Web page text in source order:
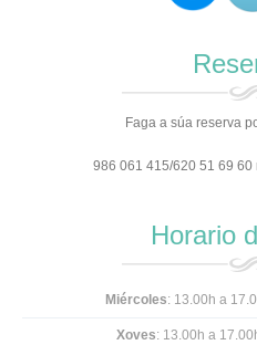
Faga a súa reserva
986 061 415/620 51 69
Horario
Miércoles: 13.00h a
Xoves: 13.00h a